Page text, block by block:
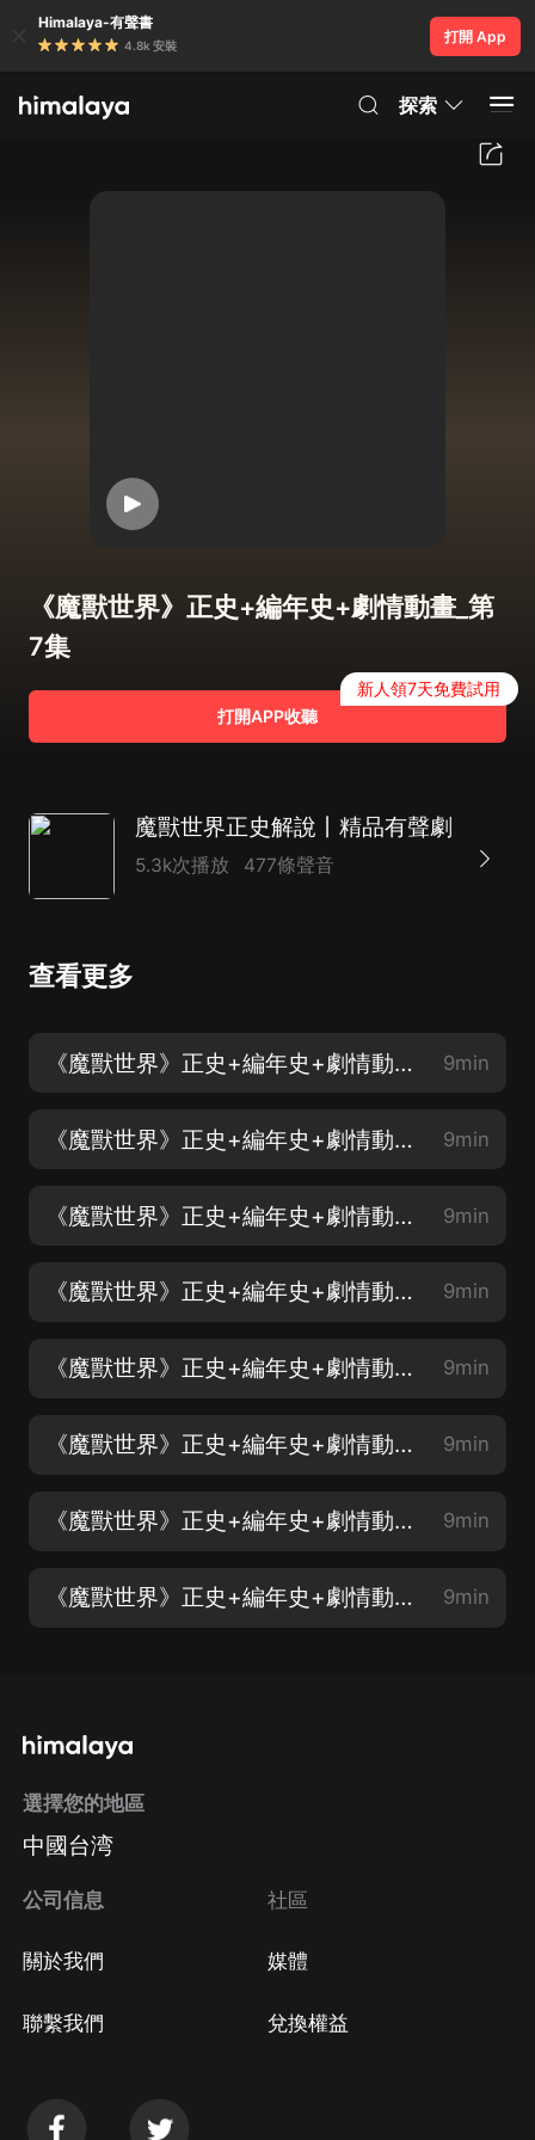
Himalaya-有聲書
4.8k 安裝
打開 App
探索
《魔獸世界》正史+編年史+劇情動畫_第
7集
打開APP收聽
新人領7天免費試用
魔獸世界正史解說丨精品有聲劇
5.3k次播放 477條聲音
查看更多
《魔獸世界》正史+編年史+劇情動畫_第1集 9min
《魔獸世界》正史+編年史+劇情動畫_第2集 9min
《魔獸世界》正史+編年史+劇情動畫_第3集 9min
《魔獸世界》正史+編年史+劇情動畫_第4集 9min
《魔獸世界》正史+編年史+劇情動畫_第5集 9min
《魔獸世界》正史+編年史+劇情動畫_第6集 9min
《魔獸世界》正史+編年史+劇情動畫_第7集 9min
《魔獸世界》正史+編年史+劇情動畫_第8集 9min
選擇您的地區
中國台湾
公司信息
關於我們
聯繫我們
社區
媒體
兌換權益